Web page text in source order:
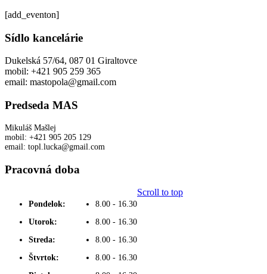
[add_eventon]
Sídlo kancelárie
Dukelská 57/64, 087 01 Giraltovce
mobil: +421 905 259 365
email: mastopola@gmail.com
Predseda MAS
Mikuláš Mašlej
mobil: +421 905 205 129
email: topl.lucka@gmail.com
Pracovná doba
Pondelok:
Utorok:
Streda:
Štvrtok:
8.00 - 16.30
8.00 - 16.30
8.00 - 16.30
8.00 - 16.30
Scroll to top